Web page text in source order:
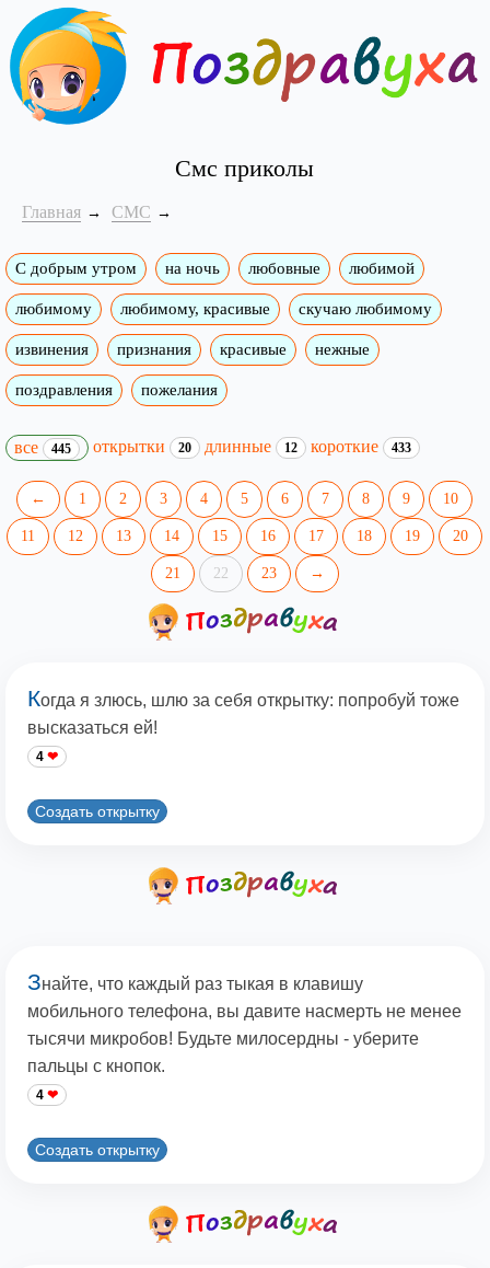
Смс приколы
Главная СМС
С добрым утром на ночь любовные любимой
любимому любимому, красивые скучаю любимому
извинения признания красивые нежные
поздравления пожелания
все 445 открытки 20 длинные 12 короткие 433
← 1 2 3 4 5 6 7 8 9 10
11 12 13 14 15 16 17 18 19 20
21 22 23 →
Когда я злюсь, шлю за себя открытку: попробуй тоже
высказаться ей!
4
Создать открытку
Знайте, что каждый раз тыкая в клавишу
мобильного телефона, вы давите насмерть не менее
тысячи микробов! Будьте милосердны - уберите
пальцы с кнопок.
4
Создать открытку